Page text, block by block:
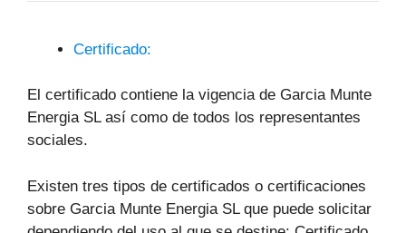
Certificado:
El certificado contiene la vigencia de Garcia Munte
Energia SL así como de todos los representantes
sociales.
Existen tres tipos de certificados o certificaciones
sobre Garcia Munte Energia SL que puede solicitar